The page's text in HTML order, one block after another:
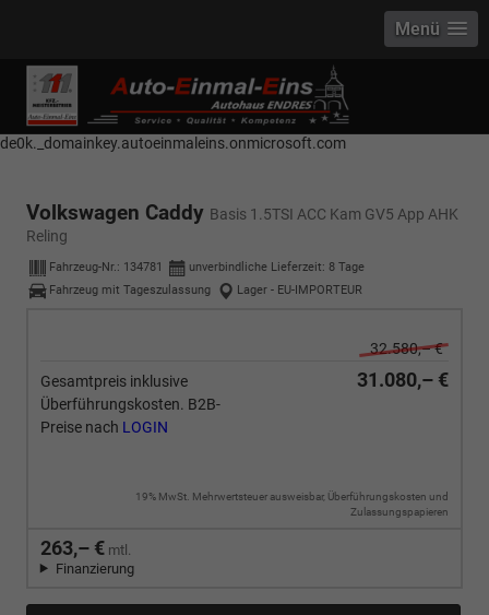
------------ Host Name : selector1._domainkey Points to address or value:
selector1-aee-de0k._domainkey.autoeinmaleins.onmicrosoft.com Host
Name : selector2._domainkey Points to address or value: selector2-aee-
de0k._domainkey.autoeinmaleins.onmicrosoft.com
Menü
Volkswagen Caddy Basis 1.5TSI ACC Kam GV5 App AHK
Reling
Fahrzeug-Nr.: 134781 unverbindliche Lieferzeit: 8 Tage
Fahrzeug mit Tageszulassung
Lager - EU-IMPORTEUR
32.580,– €
Gesamtpreis inklusive
Überführungskosten. B2B-
Preise nach LOGIN
31.080,– €
19% MwSt. Mehrwertsteuer ausweisbar, Überführungskosten und
Zulassungspapieren
263,– € mtl.
Finanzierung